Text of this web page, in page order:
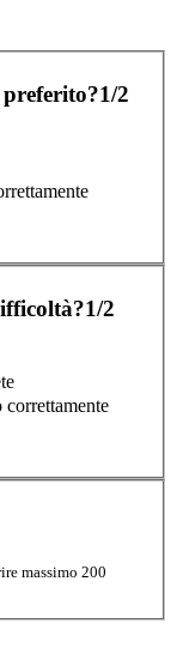
1/2
1/2
massimo 200